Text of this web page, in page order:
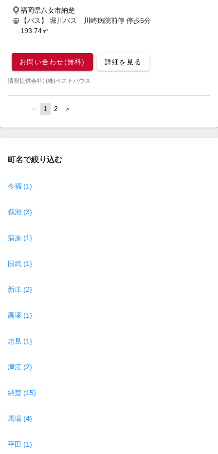
福岡県八女市納楚
【バス】 堀川バス 川崎病院前停 停歩5分
193.74㎡
お問い合わせ(無料) 詳細を見る
情報提供会社: (株)ベストハウス
page
You're
page
1 page
2 page
町名で絞り込む
今福 (1)
鵜池 (3)
蒲原 (1)
国武 (1)
新庄 (2)
高塚 (1)
忠見 (1)
津江 (2)
納楚 (15)
馬場 (4)
平田 (1)